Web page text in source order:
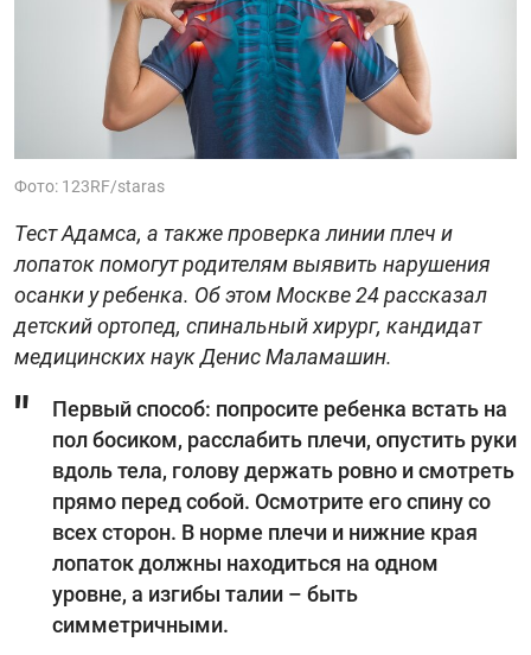
Фото: 123RF/staras
Тест Адамса, а также проверка линии плеч и
лопаток помогут родителям выявить нарушения
осанки у ребенка. Об этом Москве 24 рассказал
детский ортопед, спинальный хирург, кандидат
медицинских наук Денис Маламашин.
Первый способ: попросите ребенка встать на
пол босиком, расслабить плечи, опустить руки
вдоль тела, голову держать ровно и смотреть
прямо перед собой. Осмотрите его спину со
всех сторон. В норме плечи и нижние края
лопаток должны находиться на одном
уровне, а изгибы талии – быть
симметричными.